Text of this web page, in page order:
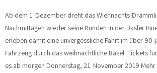
Ab dem 1. Dezember dreht das Wiehnachts-
Nachmittagen wieder seine Runden in der Basler
erleben damit eine unvergessliche Fahrt im über
Fahrzeug durch das weihnachtliche Basel. Tickets
es ab morgen Donnerstag, 21. November 2019.